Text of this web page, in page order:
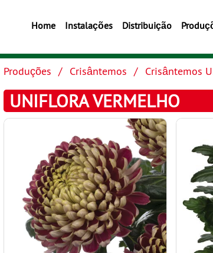
Home Instalações Distribuição
Produções Crisântemos Crisântemos
UNIFLORA VERMELHO